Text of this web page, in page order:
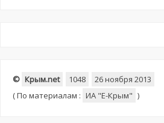
© Крым.net 1048
26 ноября 2013
(По материалам : ИА "E-Крым" )